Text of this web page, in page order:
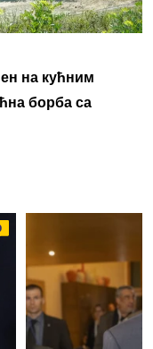
на кућним
борба са